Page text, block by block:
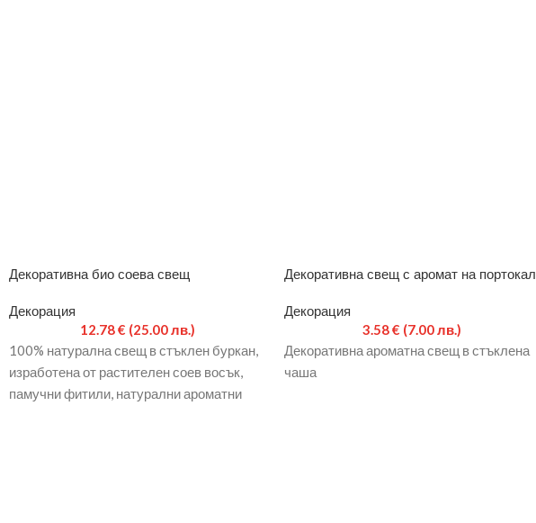
Декоративна био соева свещ
Декорация
12.78€ (25.00 лв.)
100% натурална свещ в стъклен буркан,
изработена от растителен соев восък,
памучни фитили, натурални ароматни
Декоративна свещ с аромат на портокал
Декорация
3.58€ (7.00 лв.)
Декоративна ароматна свещ в стъклена
чаша